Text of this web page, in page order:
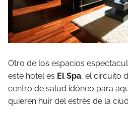
Otro de los espacios
este hotel es El Spa, el circuito
centro de salud idóneo para
quieren huir del estrés de la